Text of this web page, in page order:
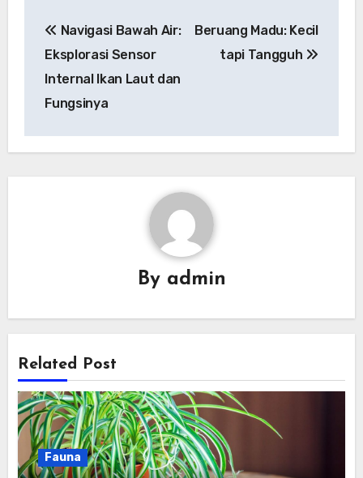
pos
Navigasi Bawah Air:
Eksplorasi Sensor
Internal Ikan Laut dan
Fungsinya
Beruang Madu: Kecil
tapi Tangguh
By admin
Related Post
Fauna